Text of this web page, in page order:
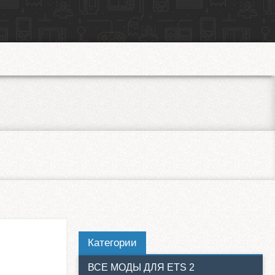
Категории
ВСЕ МОДЫ ДЛЯ ETS 2